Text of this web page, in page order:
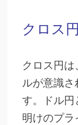
クロス
クロス円
ルが意識
す。ドル円
明けのプラ